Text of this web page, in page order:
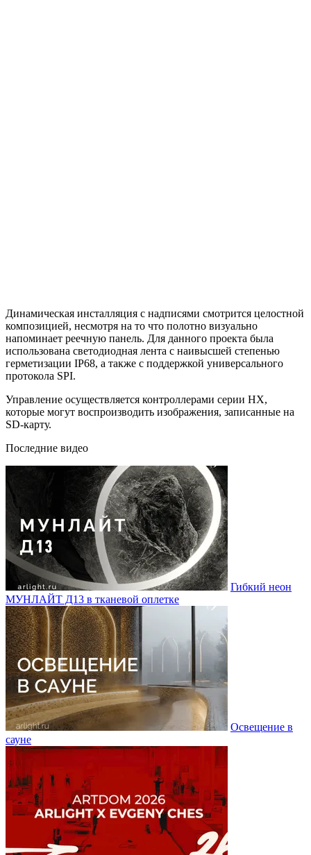
Динамическая инсталляция с надписями смотрится целостной
композицией, несмотря на то что полотно визуально
напоминает реечную панель. Для данного проекта была
использована светодиодная лента с наивысшей степенью
герметизации IP68, а также с поддержкой универсального
протокола SPI.
Управление осуществляется контроллерами серии НХ,
которые могут воспроизводить изображения, записанные на
SD-карту.
Последние видео
Гибкий неон
МУНЛАЙТ Д13 в тканевой оплетке
Освещение в
сауне